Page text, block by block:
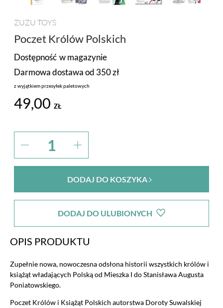
ZUZU TOYS
Poczet Królów Polskich
Dostępność w magazynie
Darmowa dostawa od 350 zł
z wyjątkiem przesyłek paletowych
49,00 ZŁ
DODAJ DO KOSZYKA
DODAJ DO ULUBIONYCH
OPIS PRODUKTU
Zupełnie nowa, nowoczesna odsłona historii wszystkich królów i
książąt władających Polską od Mieszka I do Stanisława Augusta
Poniatowskiego.
Poczet Królów i Książąt Polskich autorstwa Doroty Suwalskiej